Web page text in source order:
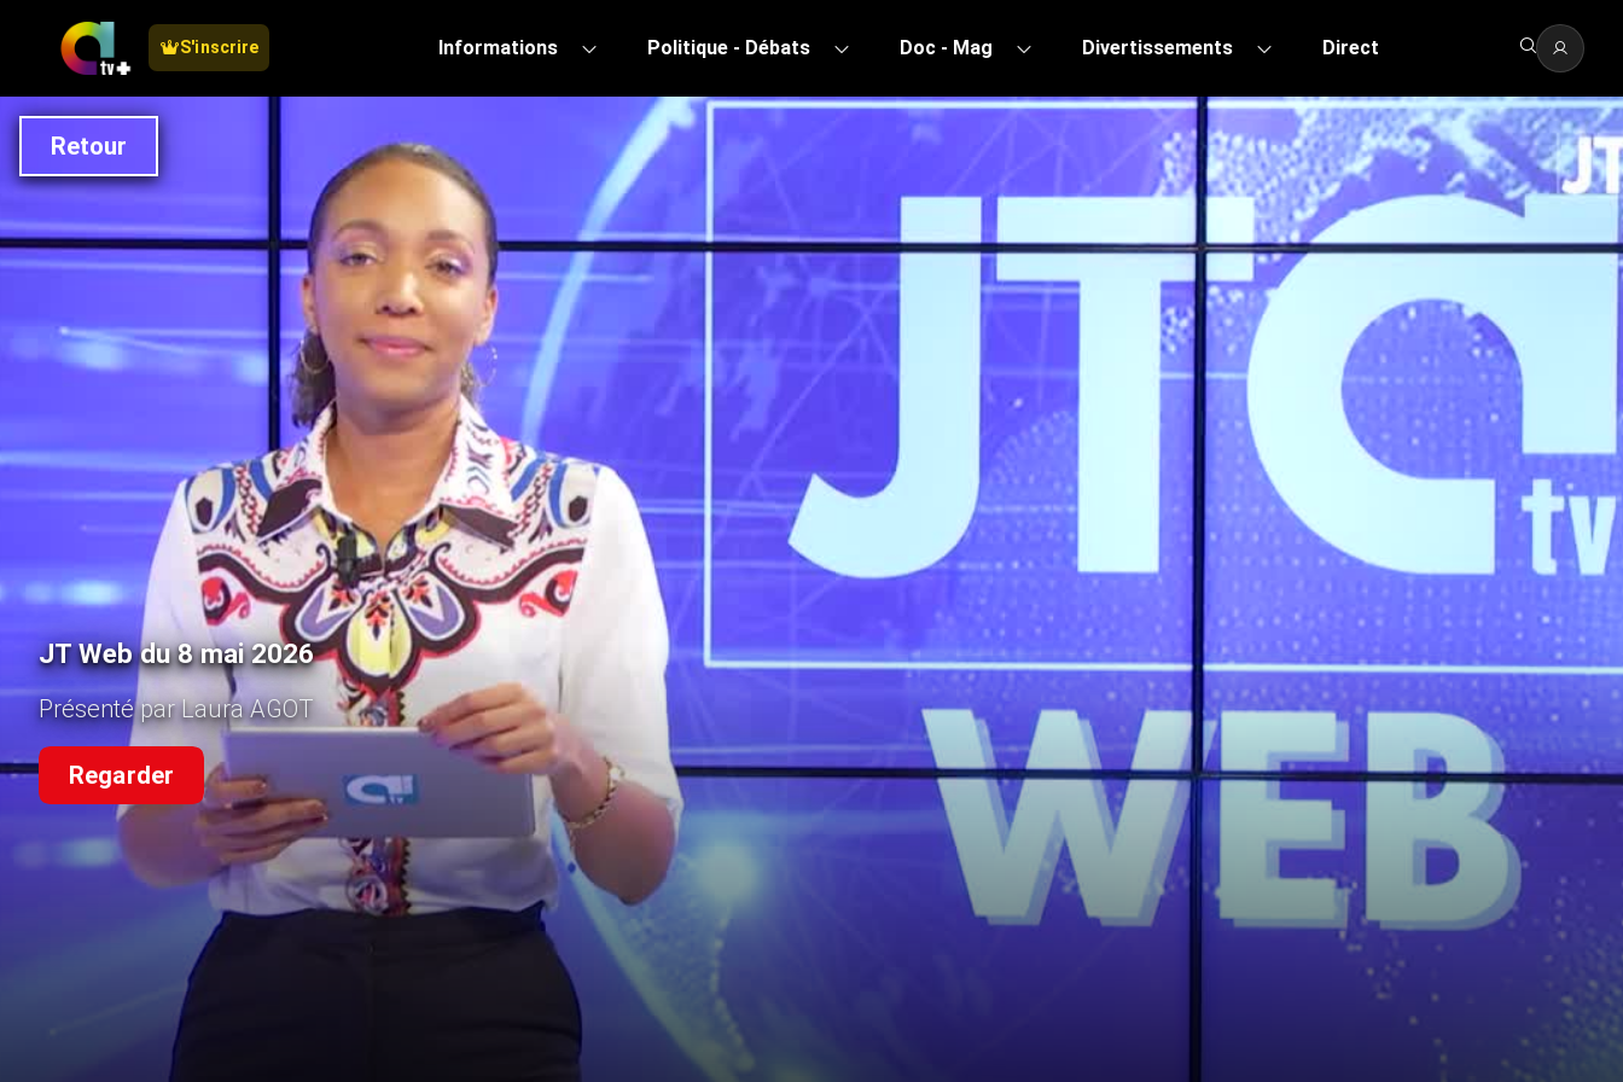
S'inscrire Informations Politique - Débats Doc - Mag Divertissements Direct
Retour
JT Web du 8 mai 2026
Présenté par Laura AGOT
Regarder